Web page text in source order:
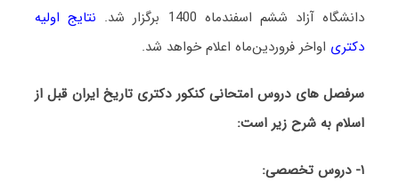
دانشگاه آزاد ششم اسفندماه 1400 برگزار شد.
نتایج اولیه
دکتری اواخر فروردین‌ماه اعلام خواهد شد.
سرفصل های دروس امتحانی کنکور دکتری تاریخ ایران قبل از
اسلام به شرح زیر است:
۱- دروس تخصصی: